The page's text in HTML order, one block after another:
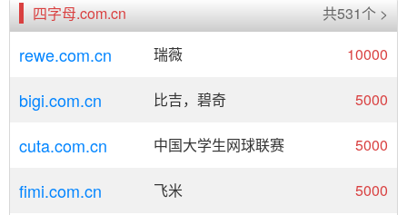
四字母.com.cn 共531个 >
rewe.com.cn 瑞薇 10000
bigi.com.cn 比吉，碧奇 5000
cuta.com.cn 中国大学生网球联赛 5000
fimi.com.cn 飞米 5000